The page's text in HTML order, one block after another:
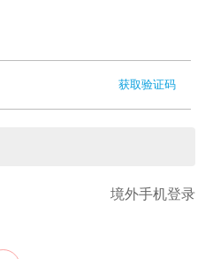
获取验证码
境外手机登录